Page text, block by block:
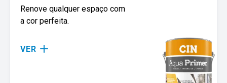
Renove qualquer espaço com
a cor perfeita.
VER